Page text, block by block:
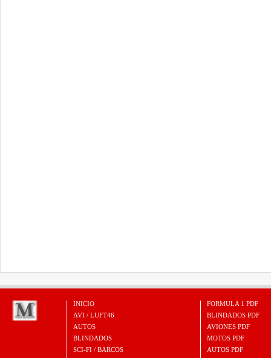
INICIO
AVI / LUFT46
AUTOS
BLINDADOS
SCI-FI / BARCOS
FORMULA 1 PDF
BLINDADOS PDF
AVIONES PDF
MOTOS PDF
AUTOS PDF